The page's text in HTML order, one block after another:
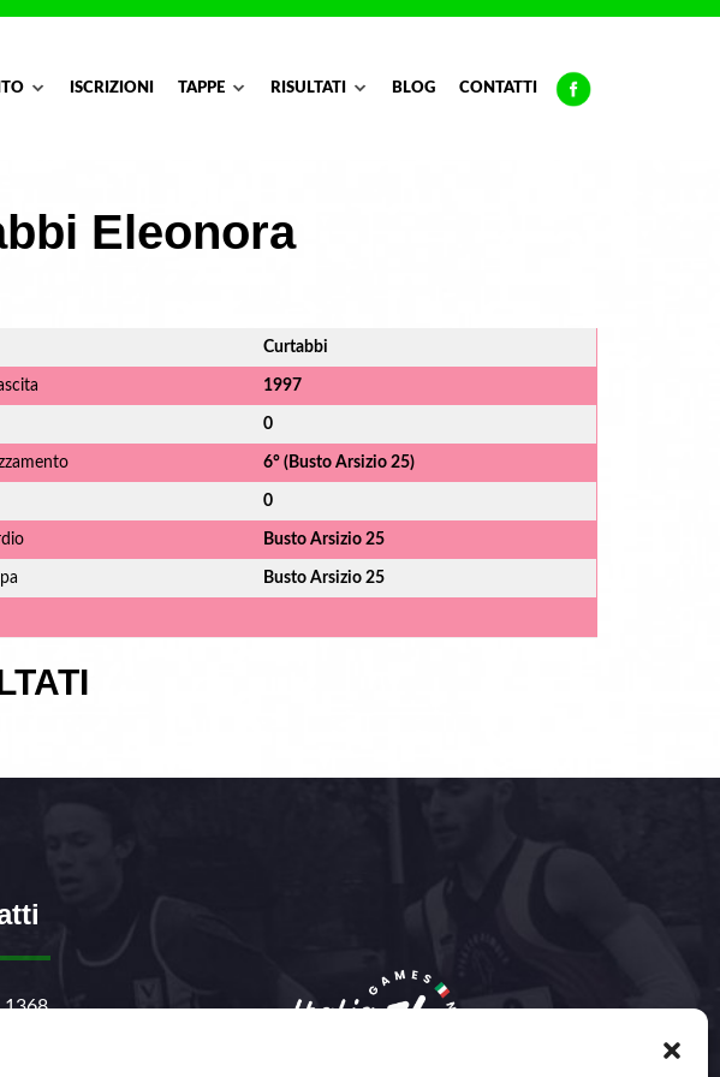
ISCRIZIONI TAPPE RISULTATI BLOG CONTATTI
Eleonora
Curtabbi
1997
0
6° (Busto Arsizio 25)
0
Busto Arsizio 25
Busto Arsizio 25